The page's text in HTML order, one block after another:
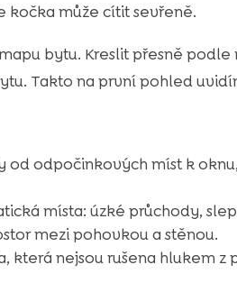
kočka může cítit sevřeně.
bytu. Kreslit přesně
Takto na první pohled
od odpočinkových míst k
místa: úzké průchody,
mezi pohovkou a stěnou.
která nejsou rušena hlukem